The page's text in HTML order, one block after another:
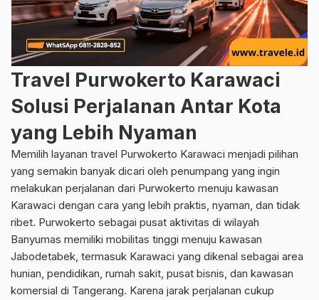
Travel Purwokerto Karawaci
Solusi Perjalanan Antar Kota
yang Lebih Nyaman
Memilih layanan travel Purwokerto Karawaci menjadi pilihan
yang semakin banyak dicari oleh penumpang yang ingin
melakukan perjalanan dari Purwokerto menuju kawasan
Karawaci dengan cara yang lebih praktis, nyaman, dan tidak
ribet. Purwokerto sebagai pusat aktivitas di wilayah
Banyumas memiliki mobilitas tinggi menuju kawasan
Jabodetabek, termasuk Karawaci yang dikenal sebagai area
hunian, pendidikan, rumah sakit, pusat bisnis, dan kawasan
komersial di Tangerang. Karena jarak perjalanan cukup